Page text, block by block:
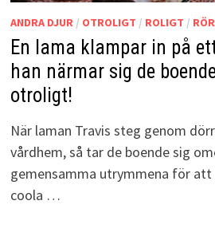
ANDRA DJUR/ OTROLIGT / ROLIGT /
En lama klampar in på
han närmar sig de
otroligt!
När laman Travis steg genom
vårdhem, så tar de boende sig
gemensamma utrymmena för att
coola …